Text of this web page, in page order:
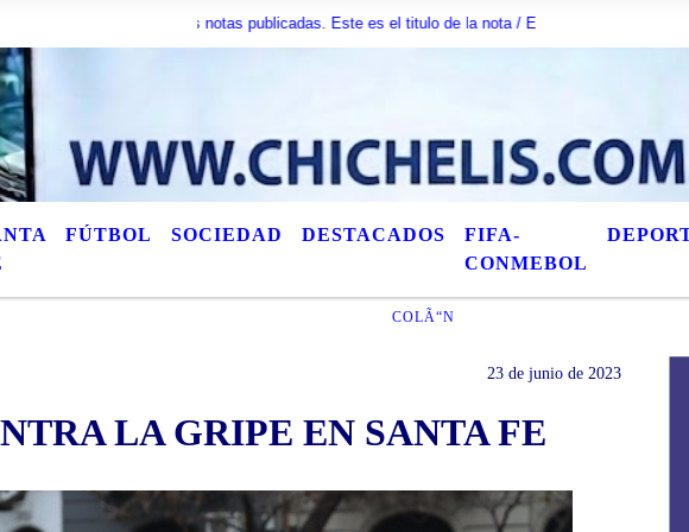
tÃ­tulos de las notas publicadas. Este es el titulo de la nota / Esta es otra nota / AquÃ­
FÚTBOL SOCIEDAD DESTACADOS
FIFA-
CONMEBOL
COLÃ“N
23 de junio de 2023
LA GRIPE EN SANTA FE